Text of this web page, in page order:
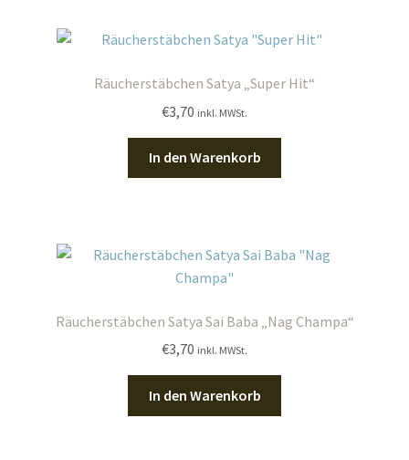
Räucherstäbchen Satya „Super Hit“
€3,70 inkl. MWSt.
In den Warenkorb
Räucherstäbchen Satya Sai Baba „Nag Champa“
€3,70 inkl. MWSt.
In den Warenkorb